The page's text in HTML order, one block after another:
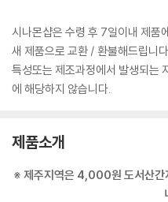
시나몬샵은 수령 후 7일이내 제품
새 제품으로 교환 / 환불해드립니
특성또는 제조과정에서 발생되는
에 해당하지 않습니다.
제품소개
※ 제주지역은 4,000원 도서산